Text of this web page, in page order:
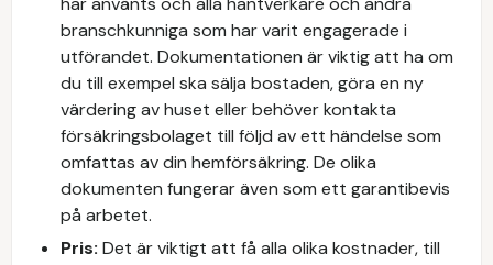
branschkunniga som har varit engagerade i
utförandet. Dokumentationen är viktig att ha om
du till exempel ska sälja bostaden, göra en ny
värdering av huset eller behöver kontakta
försäkringsbolaget till följd av ett händelse som
omfattas av din hemförsäkring. De olika
dokumenten fungerar även som ett garantibevis
på arbetet.
Pris: Det är viktigt att få alla olika kostnader, till